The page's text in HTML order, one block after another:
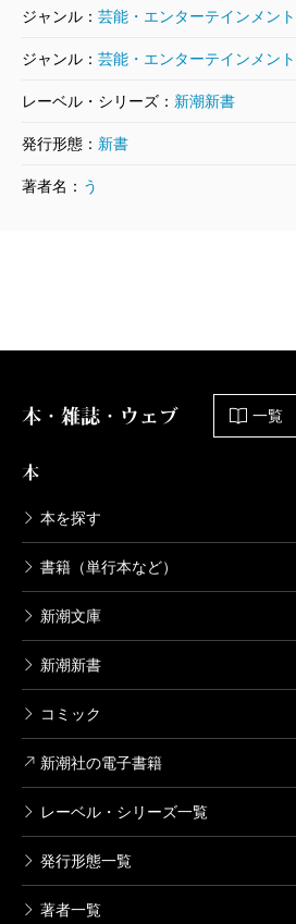
ジャンル： 芸能・エンターテインメント
ジャンル： 芸能・エンターテインメント
レーベル・シリーズ： 新潮新書
発行形態： 新書
著者名： う
本・雑誌・ウェブ 一覧
本
本を探す
書籍（単行本など）
新潮文庫
新潮新書
コミック
新潮社の電子書籍
レーベル・シリーズ一覧
発行形態一覧
著者一覧